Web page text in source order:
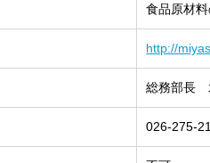
食品原材
http://
総務部長
026-275-